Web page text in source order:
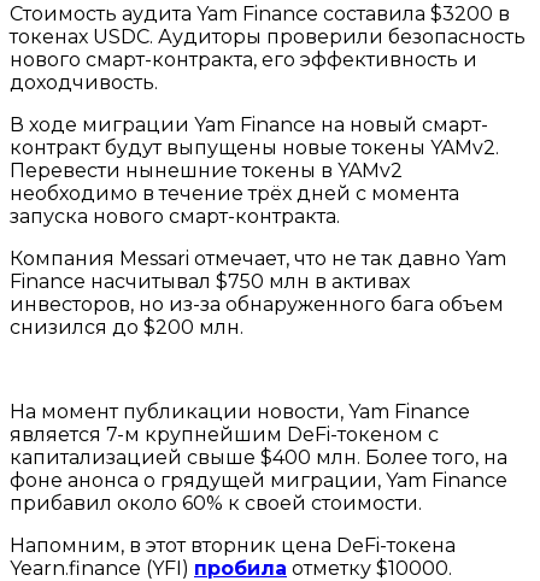
Стоимость аудита Yam Finance составила $3200 в
токенах USDC. Аудиторы проверили безопасность
нового смарт-контракта, его эффективность и
доходчивость.
В ходе миграции Yam Finance на новый смарт-
контракт будут выпущены новые токены YAMv2.
Перевести нынешние токены в YAMv2
необходимо в течение трёх дней с момента
запуска нового смарт-контракта.
Компания Messari отмечает, что не так давно Yam
Finance насчитывал $750 млн в активах
инвесторов, но из-за обнаруженного бага объем
снизился до $200 млн.
На момент публикации новости, Yam Finance
является 7-м крупнейшим DeFi-токеном с
капитализацией свыше $400 млн. Более того, на
фоне анонса о грядущей миграции, Yam Finance
прибавил около 60% к своей стоимости.
Напомним, в этот вторник цена DeFi-токена
Yearn.finance (YFI) пробила отметку $10000.